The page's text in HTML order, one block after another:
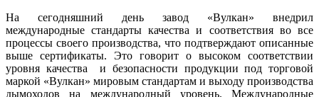
На сегодняшний день завод «Вулкан» внедрил
международные стандарты качества и соответствия во все
процессы своего производства, что подтверждают описанные
выше сертификаты. Это говорит о высоком соответствии
уровня качества и безопасности продукции под торговой
маркой «Вулкан» мировым стандартам и выходу производства
дымоходов на международный уровень. Международные